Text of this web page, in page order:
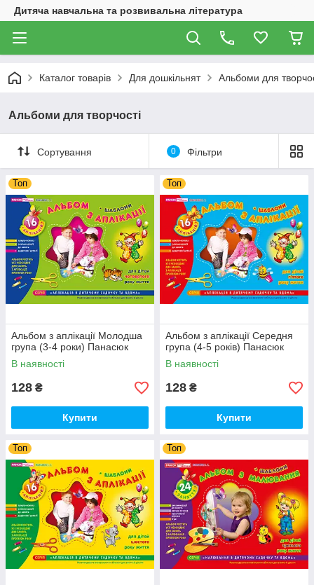
Дитяча навчальна та розвивальна література
Каталог товарів Для дошкільнят Альбоми для
Альбоми для творчості
Сортування 0 Фільтри
Топ
Альбом з аплікації Молодша
група (3-4 роки) Панасюк
В наявності
128 ₴
Купити
Топ
Альбом з аплікації Середня
група (4-5 років) Панасюк
В наявності
128 ₴
Купити
Топ Топ